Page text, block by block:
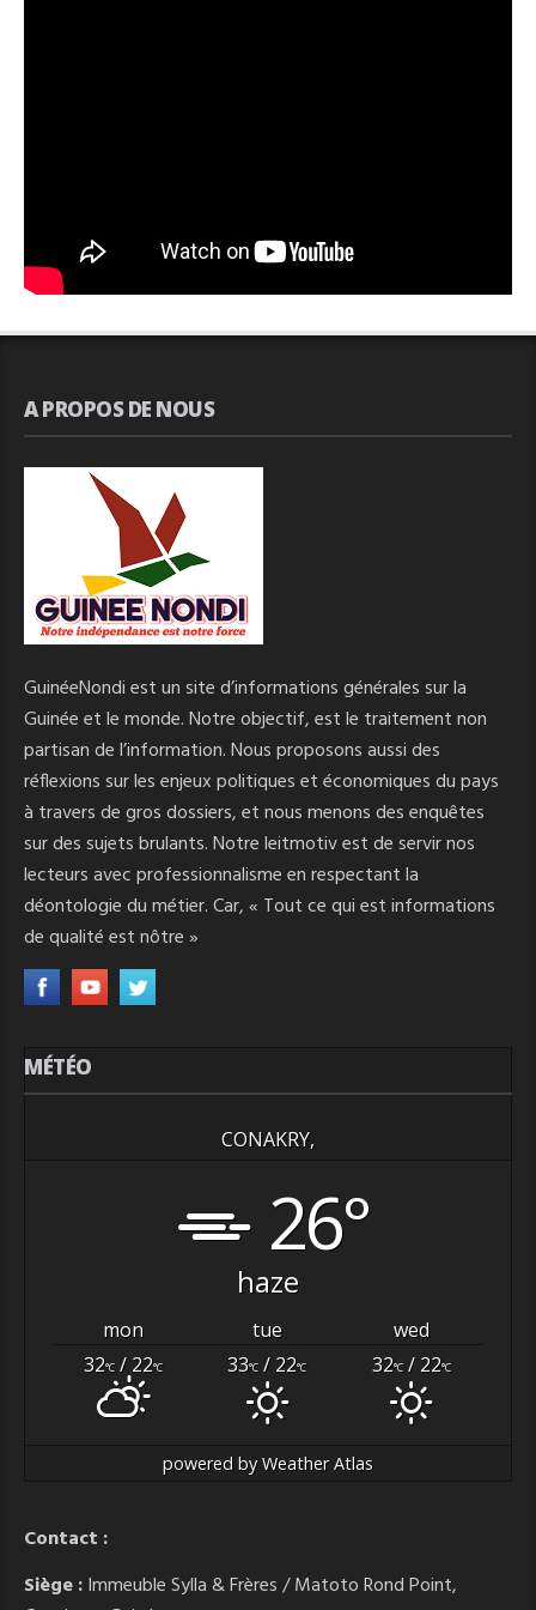
A PROPOS DE NOUS
GuinéeNondi est un site d’informations générales sur la
Guinée et le monde. Notre objectif, est le traitement non
partisan de l’information. Nous proposons aussi des
réflexions sur les enjeux politiques et économiques du pays
à travers de gros dossiers, et nous menons des enquêtes
sur des sujets brulants. Notre leitmotiv est de servir nos
lecteurs avec professionnalisme en respectant la
déontologie du métier. Car, « Tout ce qui est informations
de qualité est nôtre »
MÉTÉO
CONAKRY,
26°
haze
mon tue
wed
32°C / 22°C 33°C / 22°C 32°C/ 22°C
powered byWeather Atlas
Contact :
Siège :Immeuble Sylla & Frères / Matoto Rond Point,